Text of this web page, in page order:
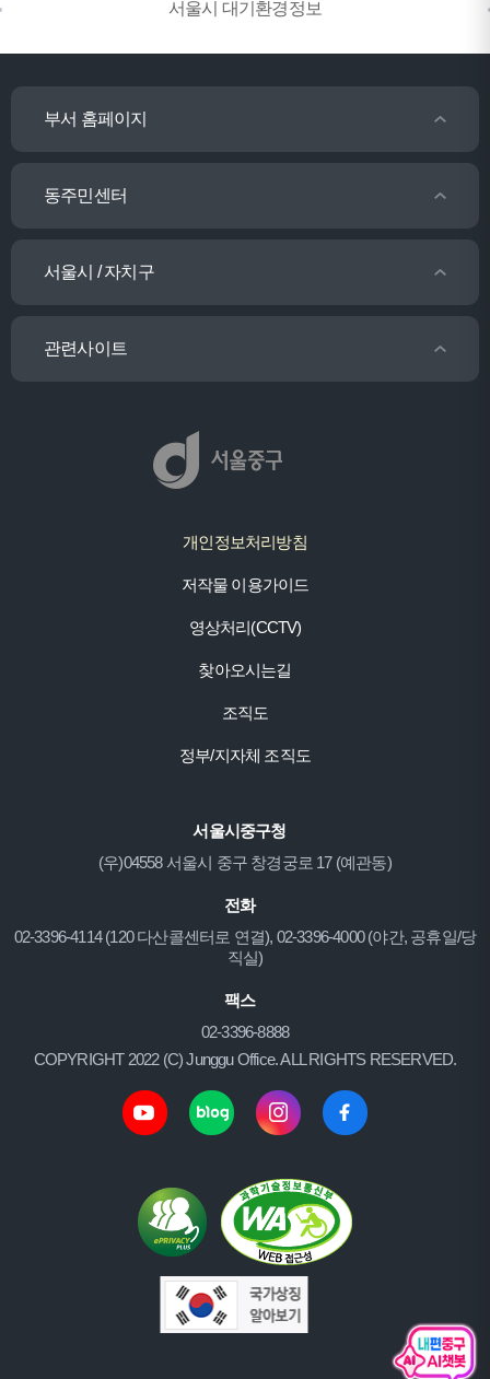
서울시 대기환경정보
부서 홈페이지
동주민센터
서울시 / 자치구
관련사이트
개인정보처리방침
저작물 이용가이드
영상처리(CCTV)
찾아오시는길
조직도
정부/지자체 조직도
서울시중구청
(우)04558 서울시 중구 창경궁로 17 (예관동)
전화
02-3396-4114 (120 다산콜센터로 연결), 02-3396-4000 (야간, 공휴일/당
직실)
팩스
02-3396-8888
COPYRIGHT 2022 (C) Junggu Office. ALL RIGHTS RESERVED.